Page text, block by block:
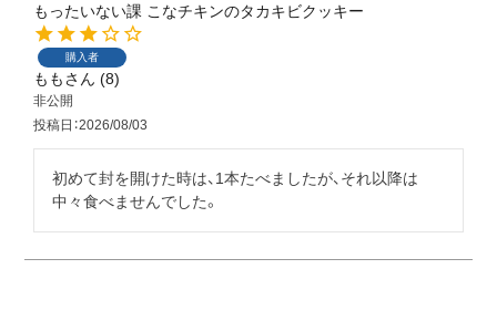
もったいない課 こなチキンのタカキビクッキー
購入者
もも 8
非公開
投稿日 2026/08/03
初めて封を開けた時は、1本たべましたが、それ以降は
中々食べませんでした。